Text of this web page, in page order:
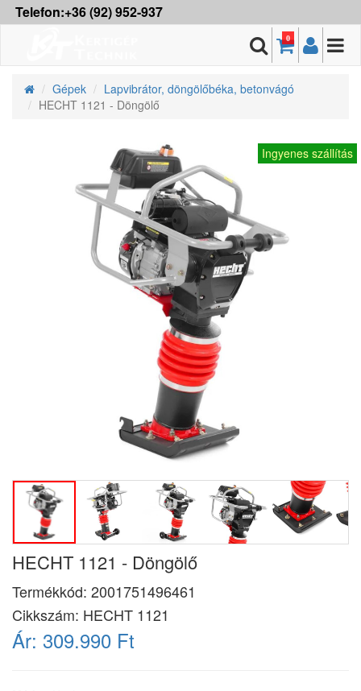
Telefon:+36 (92) 952-937
0
Gépek
Lapvibrátor, döngölőbéka, betonvágó
HECHT 1121 - Döngölő
Ingyenes szállítás
HECHT 1121 - Döngölő
Termékkód: 2001751496461
Cikkszám: HECHT 1121
Ár: 309.990 Ft